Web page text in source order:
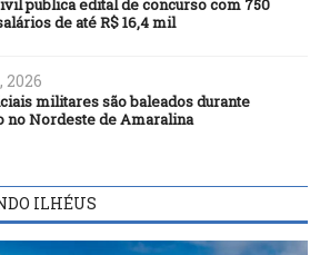
publica edital de concurso com 750
de até R$ 16,4 mil
2026
militares são baleados durante
no Nordeste de Amaralina
ILHÉUS